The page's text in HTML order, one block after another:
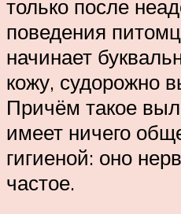
только после
поведения
начинает
кожу, судорожно
Причём такое
имеет ничего
гигиеной: оно
частое.